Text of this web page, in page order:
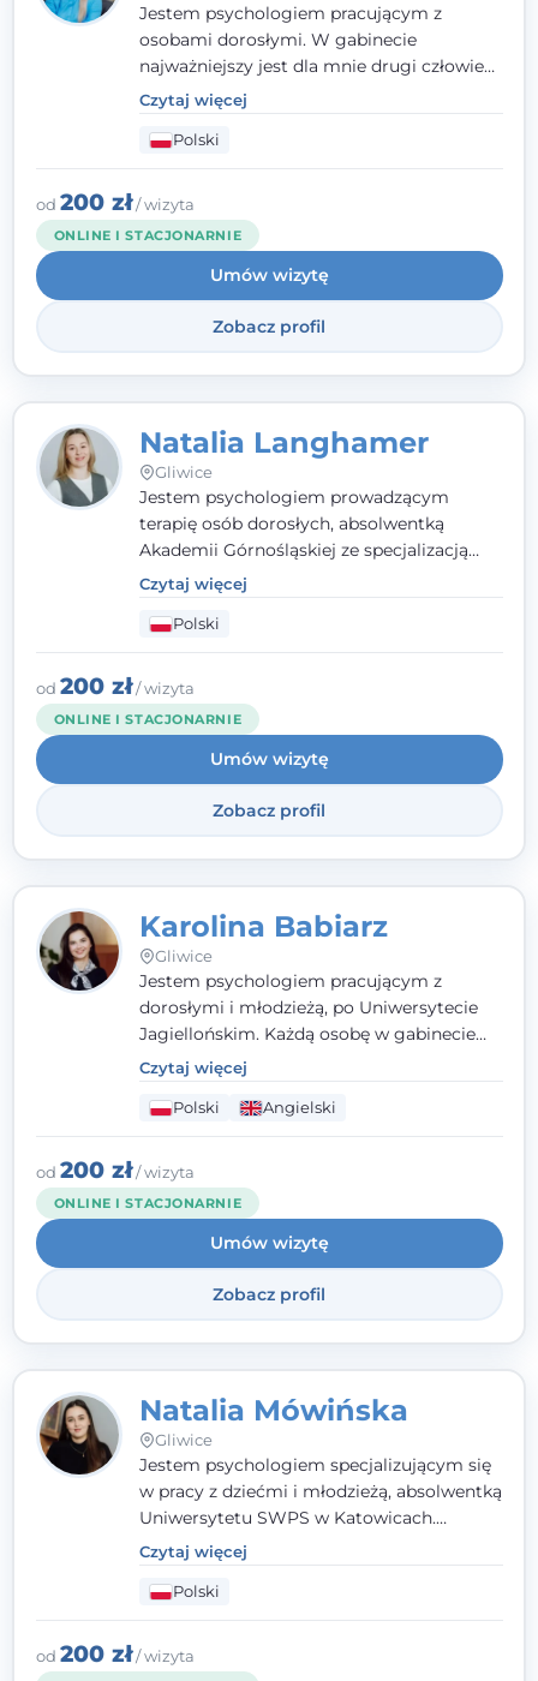
Jestem psychologiem pracującym z
osobami dorosłymi. W gabinecie
najważniejszy jest dla mnie drugi człowiek
- wierzę, że empatia, autentyczność i pełne
zaangażowanie tworzą bezpieczną
przestrzeń, będącą podstawą pracy nad
zmianą. W praktyce korzystam m.in. z
narzędzi Racjonalnej Terapii Zachowania.
Czytaj więcej
Polski
od 200 zł/ wizyta
ONLINE I STACJONARNIE
Umów wizytę
Zobacz profil
Natalia Langhamer
Gliwice
Jestem psychologiem prowadzącym
terapię osób dorosłych, absolwentką
Akademii Górnośląskiej ze specjalizacją
kliniczną. Oferuję konsultacje
psychologiczne i pierwszą pomoc
psychologiczną w kryzysie, przewlekłym
stresie czy obniżonym nastroju. Każde
spotkanie traktuję z szacunkiem,
uważnością i w atmosferze zaufania.
Czytaj więcej
Polski
od 200 zł/ wizyta
ONLINE I STACJONARNIE
Umów wizytę
Zobacz profil
Karolina Babiarz
Gliwice
Jestem psychologiem pracującym z
dorosłymi i młodzieżą, po Uniwersytecie
Jagiellońskim. Każdą osobę w gabinecie
traktuję jak osobną historię, którą poznaję,
budując relację opartą na zaufaniu i
empatii. Przyjmuję w Poradni Teraply.pl w
Gliwicach oraz online, po polsku i po
angielsku.
Czytaj więcej
Polski Angielski
od 200 zł/ wizyta
ONLINE I STACJONARNIE
Umów wizytę
Zobacz profil
Natalia Mówińska
Gliwice
Jestem psychologiem specjalizującym się
w pracy z dziećmi i młodzieżą, absolwentką
Uniwersytetu SWPS w Katowicach.
Prowadzę konsultacje oraz terapię
nastawioną na potrzeby dziecka i jego
rodziny. Najważniejsze jest dla mnie
stworzenie bezpiecznego miejsca, w
którym dziecko czuje się zauważone i
zrozumiane.
Czytaj więcej
Polski
od 200 zł/ wizyta